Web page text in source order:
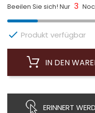
Beeilen Sie sich! Nur 3
 Produkt verfügbar
IN DEN
ERINNERT